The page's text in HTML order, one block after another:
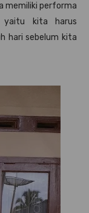
memiliki performa
yaitu kita harus
hari sebelum kita